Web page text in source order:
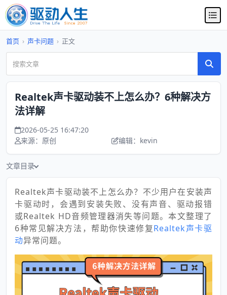
首页 › 声卡问题 › 正文
Realtek声卡驱动装不上怎么办？6种解决方
法详解
2026-05-25 16:47:20
来源：原创
编辑：kevin
文章目录
Realtek声卡驱动装不上怎么办？不少用户在安装声
卡驱动时，会遇到安装失败、没有声音、驱动报错
或Realtek HD音频管理器消失等问题。本文整理了
6种常见解决方法，帮助你快速修复Realtek声卡驱
动异常问题。